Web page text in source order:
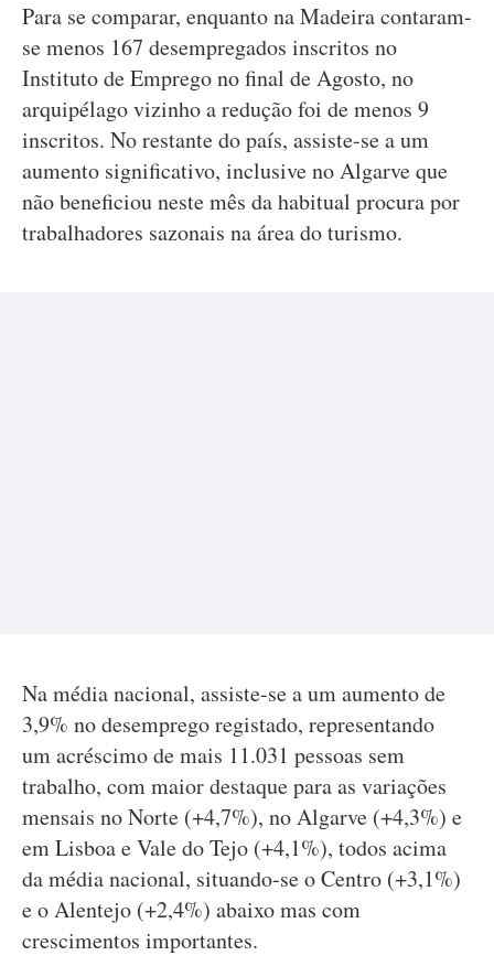
Para se comparar, enquanto na Madeira contaram-
se menos 167 desempregados inscritos no
Instituto de Emprego no final de Agosto, no
arquipélago vizinho a redução foi de menos 9
inscritos. No restante do país, assiste-se a um
aumento significativo, inclusive no Algarve que
não beneficiou neste mês da habitual procura por
trabalhadores sazonais na área do turismo.
Na média nacional, assiste-se a um aumento de
3,9% no desemprego registado, representando
um acréscimo de mais 11.031 pessoas sem
trabalho, com maior destaque para as variações
mensais no Norte (+4,7%), no Algarve (+4,3%) e
em Lisboa e Vale do Tejo (+4,1%), todos acima
da média nacional, situando-se o Centro (+3,1%)
e o Alentejo (+2,4%) abaixo mas com
crescimentos importantes.